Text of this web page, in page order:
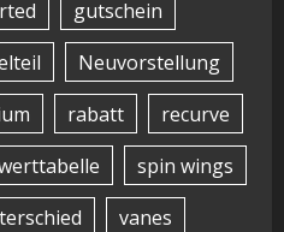
gutschein
Neuvorstellung
rabatt
recurve
spin wings
vanes